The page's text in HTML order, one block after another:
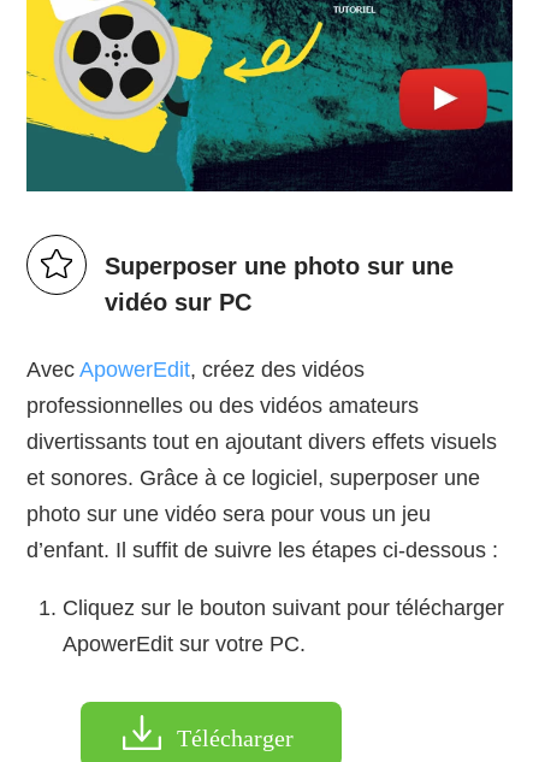
Superposer une photo sur une
vidéo sur PC
AvecApowerEdit, créez des vidéos
professionnelles ou des vidéos amateurs
divertissants tout en ajoutant divers effets visuels
et sonores. Grâce à ce logiciel, superposer une
photo sur une vidéo sera pour vous un jeu
d’enfant. Il suffit de suivre les étapes ci-dessous :
Cliquez sur le bouton suivant pour télécharger
ApowerEdit sur votre PC.
Télécharger